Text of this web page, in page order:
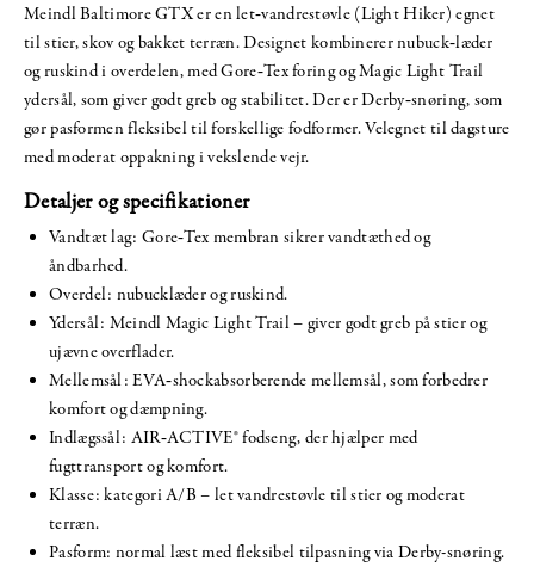
Meindl Baltimore GTX er en let‑vandrestøvle (Light Hiker) egnet
til stier, skov og bakket terræn. Designet kombinerer nubuck‑læder
og ruskind i overdelen, med Gore‑Tex foring og Magic Light Trail
ydersål, som giver godt greb og stabilitet. Der er Derby‑snøring, som
gør pasformen fleksibel til forskellige fodformer. Velegnet til dagsture
med moderat oppakning i vekslende vejr.
Detaljer og specifikationer
Vandtæt lag: Gore‑Tex membran sikrer vandtæthed og
åndbarhed.
Overdel: nubucklæder og ruskind.
Ydersål: Meindl Magic Light Trail – giver godt greb på stier og
ujævne overflader.
Mellemsål: EVA‑shockabsorberende mellemsål, som forbedrer
komfort og dæmpning.
Indlægssål: AIR‑ACTIVE® fodseng, der hjælper med
fugttransport og komfort.
Klasse: kategori A/B – let vandrestøvle til stier og moderat
terræn.
Pasform: normal læst med fleksibel tilpasning via Derby-snøring.